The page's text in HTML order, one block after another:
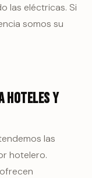
las eléctricas. Si
somos su
hoteles y
las
hotelero.
ofrecen